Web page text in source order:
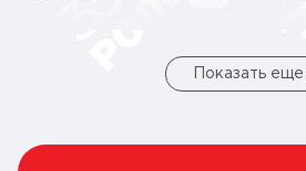
Показать еще